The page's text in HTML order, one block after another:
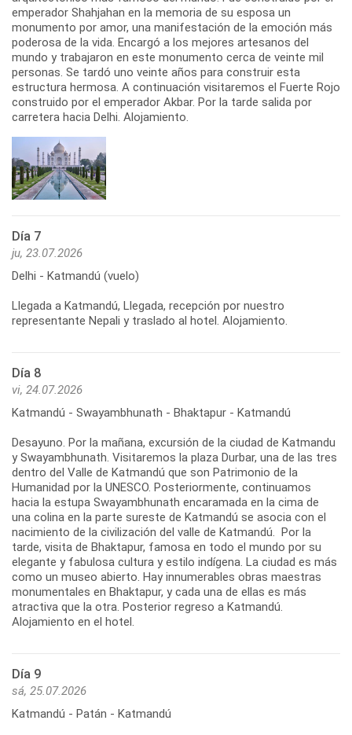
emperador Shahjahan en la memoria de su esposa un
monumento por amor, una manifestación de la emoción más
poderosa de la vida. Encargó a los mejores artesanos del
mundo y trabajaron en este monumento cerca de veinte mil
personas. Se tardó uno veinte años para construir esta
estructura hermosa. A continuación visitaremos el Fuerte Rojo
construido por el emperador Akbar. Por la tarde salida por
carretera hacia Delhi. Alojamiento.
Día 7
ju, 23.07.2026
Delhi - Katmandú (vuelo)
Llegada a Katmandú, Llegada, recepción por nuestro
representante Nepali y traslado al hotel. Alojamiento.
Día 8
vi, 24.07.2026
Katmandú - Swayambhunath - Bhaktapur - Katmandú
Desayuno. Por la mañana, excursión de la ciudad de Katmandu
y Swayambhunath. Visitaremos la plaza Durbar, una de las tres
dentro del Valle de Katmandú que son Patrimonio de la
Humanidad por la UNESCO. Posteriormente, continuamos
hacia la estupa Swayambhunath encaramada en la cima de
una colina en la parte sureste de Katmandú se asocia con el
nacimiento de la civilización del valle de Katmandú. Por la
tarde, visita de Bhaktapur, famosa en todo el mundo por su
elegante y fabulosa cultura y estilo indígena. La ciudad es más
como un museo abierto. Hay innumerables obras maestras
monumentales en Bhaktapur, y cada una de ellas es más
atractiva que la otra. Posterior regreso a Katmandú.
Alojamiento en el hotel.
Día 9
sá, 25.07.2026
Katmandú - Patán - Katmandú